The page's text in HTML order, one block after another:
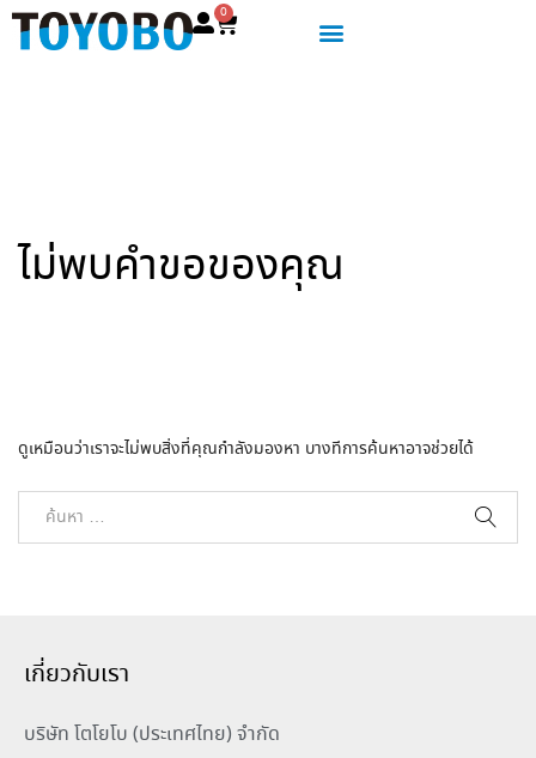
0
ไม่พบคำขอของคุณ
ดูเหมือนว่าเราจะไม่พบสิ่งที่คุณกำลังมองหา บางทีการค้นหาอาจช่วยได้
เกี่ยวกับเรา
บริษัท โตโยโบ (ประเทศไทย) จำกัด